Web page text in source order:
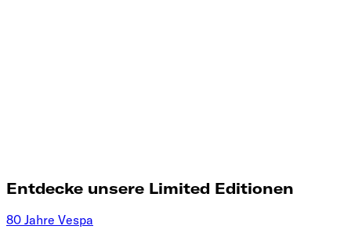
Entdecke unsere Limited Editionen
80 Jahre Vespa